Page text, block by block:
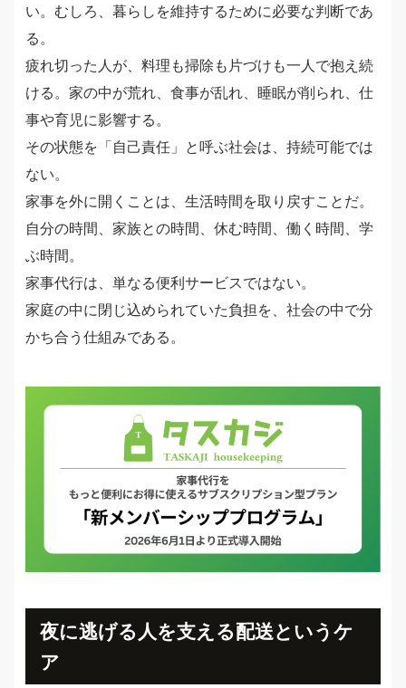
い。むしろ、暮らしを維持するために必要な判断であ
る。
疲れ切った人が、料理も掃除も片づけも一人で抱え続
ける。家の中が荒れ、食事が乱れ、睡眠が削られ、仕
事や育児に影響する。
その状態を「自己責任」と呼ぶ社会は、持続可能では
ない。
家事を外に開くことは、生活時間を取り戻すことだ。
自分の時間、家族との時間、休む時間、働く時間、学
ぶ時間。
家事代行は、単なる便利サービスではない。
家庭の中に閉じ込められていた負担を、社会の中で分
かち合う仕組みである。
夜に逃げる人を支える配送というケ
ア